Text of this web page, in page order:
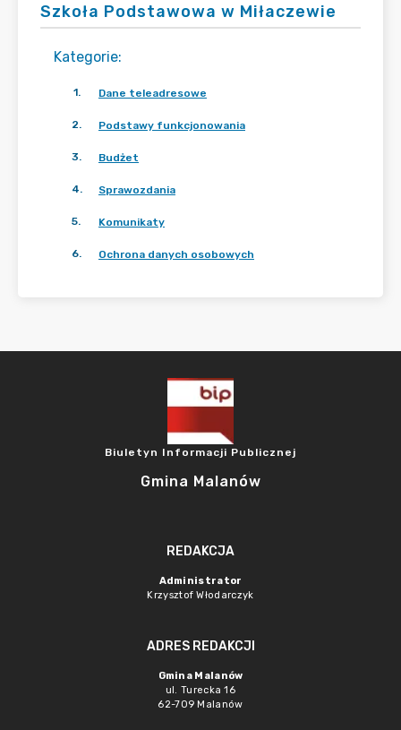
Szkoła Podstawowa w Miłaczewie
Kategorie:
1. Dane teleadresowe
2. Podstawy funkcjonowania
3. Budżet
4. Sprawozdania
5. Komunikaty
6. Ochrona danych osobowych
Biuletyn Informacji Publicznej
Gmina Malanów
REDAKCJA
Administrator
Krzysztof Włodarczyk
ADRES REDAKCJI
Gmina Malanów
ul. Turecka 16
62-709 Malanów